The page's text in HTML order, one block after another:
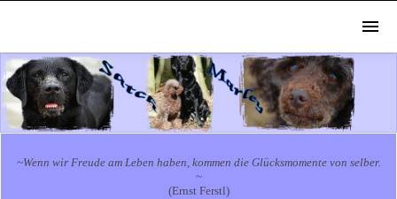
~Wenn wir Freude am Leben haben, kommen die Glücksmomente von selber.
~
(Ernst Ferstl)